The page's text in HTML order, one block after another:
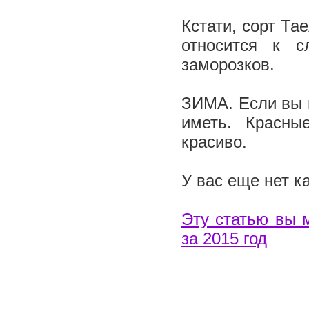
Кстати, сорт
относится к
заморозков.
ЗИМА. Если вы
иметь.
красиво.
У вас еще нет
Эту статью вы
за 2015 год